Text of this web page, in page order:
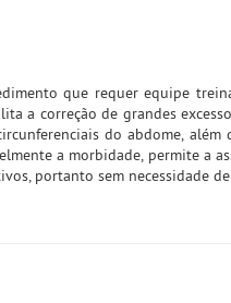
que requer equipe
a correção de grandes
do abdome,
a morbidade, permite a
portanto sem necessidade